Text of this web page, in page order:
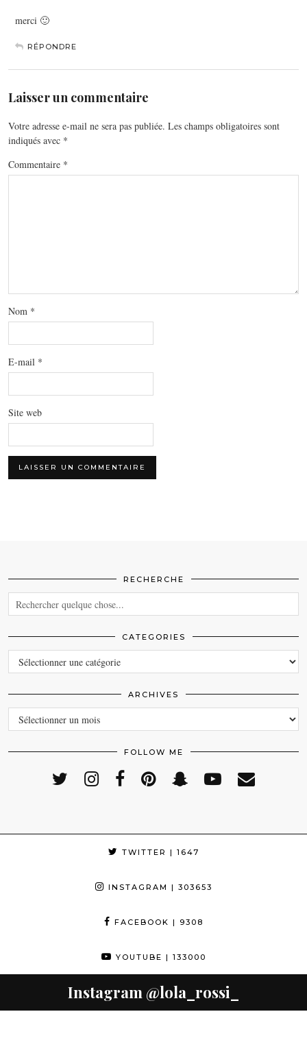
merci 🙂
RÉPONDRE
Laisser un commentaire
Votre adresse e-mail ne sera pas publiée. Les champs obligatoires sont
indiqués avec *
Commentaire *
Nom *
E-mail *
Site web
RECHERCHE
CATEGORIES
CATEGORIES
ARCHIVES
ARCHIVES
FOLLOW ME
TWITTER | 1647
INSTAGRAM | 303653
FACEBOOK | 9308
YOUTUBE | 133000
Instagram @lola_rossi_